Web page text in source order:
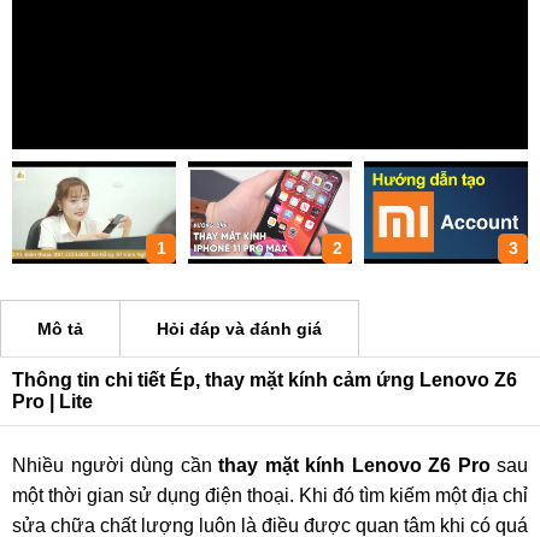
1 2 3
Mô tả Hỏi đáp và đánh giá
Thông tin chi tiết Ép, thay mặt kính cảm ứng Lenovo Z6
Pro | Lite
Nhiều người dùng cần thay mặt kính Lenovo Z6 Prosau
một thời gian sử dụng điện thoại. Khi đó tìm kiếm một địa chỉ
sửa chữa chất lượng luôn là điều được quan tâm khi có quá